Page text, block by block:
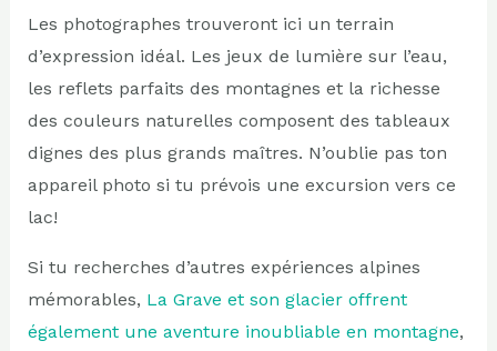
Les photographes trouveront ici un terrain
d’expression idéal. Les jeux de lumière sur l’eau,
les reflets parfaits des montagnes et la richesse
des couleurs naturelles composent des tableaux
dignes des plus grands maîtres. N’oublie pas ton
appareil photo si tu prévois une excursion vers ce
lac!
Si tu recherches d’autres expériences alpines
mémorables, La Grave et son glacier offrent
également une aventure inoubliable en montagne,